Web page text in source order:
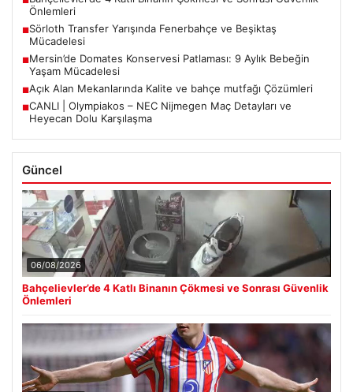
Önlemleri
■Sörloth Transfer Yarışında Fenerbahçe ve Beşiktaş
Mücadelesi
■Mersin’de Domates Konservesi Patlaması: 9 Aylık Bebeğin
Yaşam Mücadelesi
■Açık Alan Mekanlarında Kalite ve bahçe mutfağı Çözümleri
■CANLI | Olympiakos – NEC Nijmegen Maç Detayları ve
Heyecan Dolu Karşılaşma
Güncel
06/08/2026
Bahçelievler’de 4 Katlı Binanın Çökmesi ve Sonrası Güvenlik
Önlemleri